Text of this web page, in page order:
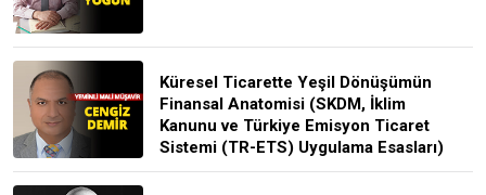
Küresel Ticarette Yeşil Dönüşümün
Finansal Anatomisi (SKDM, İklim
Kanunu ve Türkiye Emisyon Ticaret
Sistemi (TR-ETS) Uygulama Esasları)